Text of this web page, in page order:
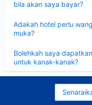
bila akan saya bayar?
Adakah hotel perlu
muka?
Bolehkah saya
untuk kanak-kanak?